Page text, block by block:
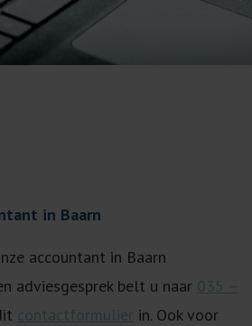
in Baarn
accountant in Baarn
adviesgesprek belt u naar 035 –
contactformulier in. Ook voor